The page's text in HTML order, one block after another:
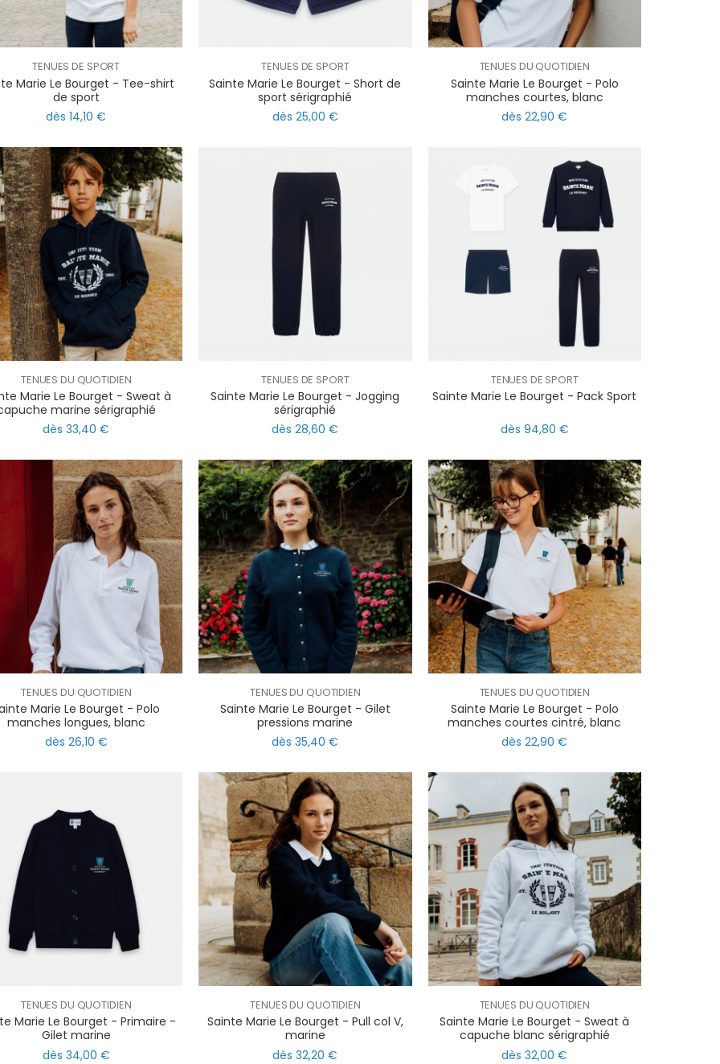
TENUES DE SPORT
Marie Le Bourget - Tee-shirt
de sport
dès 14,10 €
TENUES DE SPORT
Sainte Marie Le Bourget - Short de
sport sérigraphié
dès 25,00 €
TENUES DU QUOTIDIEN
Sainte Marie Le Bourget - Polo
manches courtes, blanc
dès 22,90 €
TENUES DU QUOTIDIEN
Marie Le Bourget - Sweat à
marine sérigraphié
dès 33,40 €
TENUES DE SPORT
Sainte Marie Le Bourget - Jogging
sérigraphié
dès 28,60 €
TENUES DE SPORT
Sainte Marie Le Bourget - Pack Sport
dès 94,80 €
TENUES DU QUOTIDIEN
Marie Le Bourget - Polo
manches longues, blanc
dès 26,10 €
TENUES DU QUOTIDIEN
Sainte Marie Le Bourget - Gilet
pressions marine
dès 35,40 €
TENUES DU QUOTIDIEN
Sainte Marie Le Bourget - Polo
manches courtes cintré, blanc
dès 22,90 €
TENUES DU QUOTIDIEN
Marie Le Bourget - Primaire -
Gilet marine
dès 34,00 €
TENUES DU QUOTIDIEN
Sainte Marie Le Bourget - Pull col V,
marine
dès 32,20 €
TENUES DU QUOTIDIEN
Sainte Marie Le Bourget - Sweat à
capuche blanc sérigraphié
dès 32,00 €